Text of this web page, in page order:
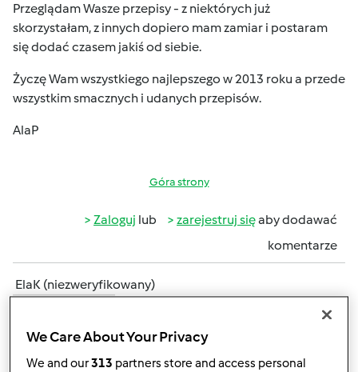
Przeglądam Wasze przepisy - z niektórych już
skorzystałam, z innych dopiero mam zamiar i postaram
się dodać czasem jakiś od siebie.
Życzę Wam wszystkiego najlepszego w 2013 roku a przede
wszystkim smacznych i udanych przepisów.
AlaP
Góra strony
Zaloguj lub zarejestruj sięaby dodawać
komentarze
ElaK (niezweryfikowany)
We Care About Your Privacy
We and our313 partners store and access personal